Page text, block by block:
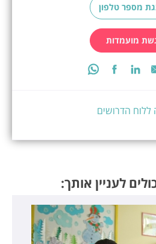
מספר טלפון
מועמדות
ללוח הדרושים
לעניין אותך: